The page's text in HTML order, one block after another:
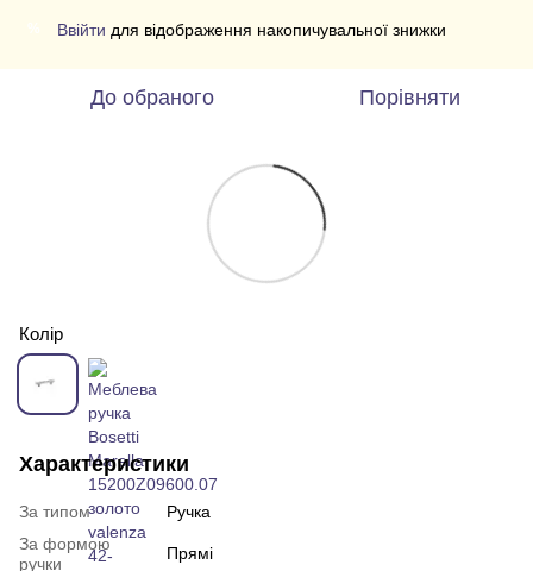
Ввійти для відображення накопичувальної знижки
До обраного Порівняти
Колір
Характеристики
За типом
Ручка
За формою
ручки
Прямі